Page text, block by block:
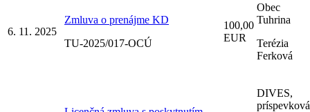
6. 11. 2025
Zmluva o prenájme KD
TU-2025/017-OCÚ
100,00
EUR
Obec
Tuhrina
Terézia
Ferková
DIVES,
príspevková